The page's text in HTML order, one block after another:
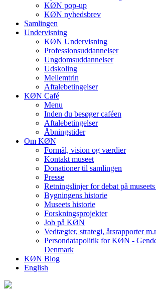
KØN pop-up
KØN nyhedsbrev
Samlingen
Undervisning
KØN Undervisning
Professionsuddannelser
Ungdomsuddannelser
Udskoling
Mellemtrin
Aftalebetingelser
KØN Café
Menu
Inden du besøger caféen
Aftalebetingelser
Åbningstider
Om KØN
Formål, vision og værdier
Kontakt museet
Donationer til samlingen
Presse
Retningslinjer for debat på
Bygningens historie
Museets historie
Forskningsprojekter
Job på KØN
Vedtægter, strategi, årsrapporter
Persondatapolitik for KØN -
Denmark
KØN Blog
English